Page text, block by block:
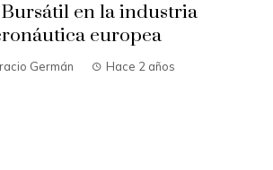
en la industria
europea
Germán Hace 2 años